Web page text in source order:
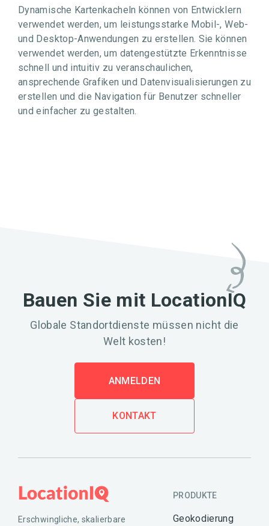
Dynamische Kartenkacheln können von Entwicklern
verwendet werden, um leistungsstarke Mobil-, Web-
und Desktop-Anwendungen zu erstellen. Sie können
verwendet werden, um datengestützte Erkenntnisse
schnell und intuitiv zu veranschaulichen,
ansprechende Grafiken und Datenvisualisierungen zu
erstellen und die Navigation für Benutzer schneller
und einfacher zu gestalten.
Bauen Sie mit LocationIQ
Globale Standortdienste müssen nicht die
Welt kosten!
ANMELDEN
KONTAKT
Erschwingliche, skalierbare
PRODUKTE
Geokodierung